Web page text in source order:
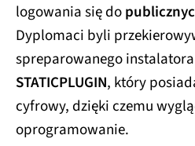
logowania się do
Dyplomaci byli
spreparowanego
STATICPLUGIN, który
cyfrowy, dzięki czemu
oprogramowanie.